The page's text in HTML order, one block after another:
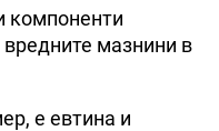
компоненти
мазнини в
е евтина и